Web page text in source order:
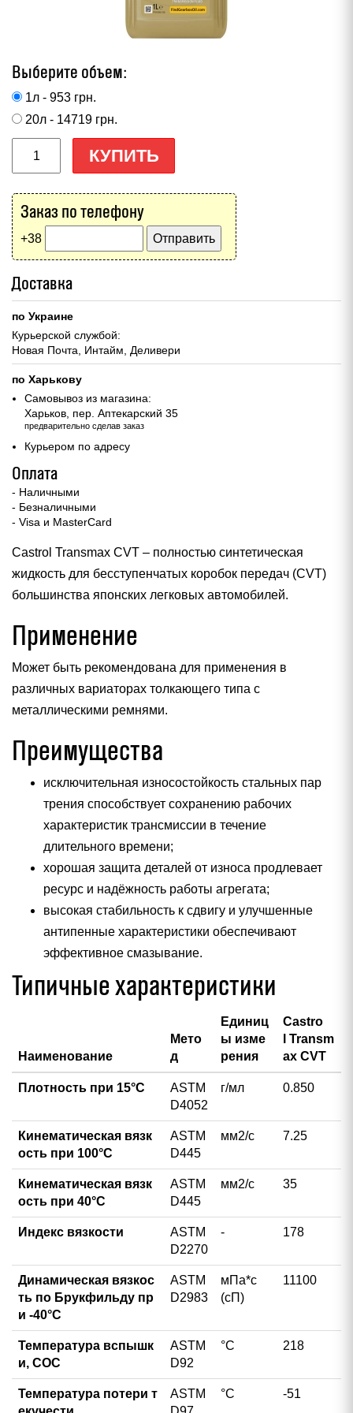
Выберите объем:
1л - 953 грн.
20л - 14719 грн.
КУПИТЬ
Заказ по телефону
+38
Доставка
по Украине
Курьерской службой:
Новая Почта, Интайм, Деливери
по Харькову
Самовывоз из магазина:
Харьков, пер. Аптекарский 35
предварительно сделав заказ
Курьером по адресу
Оплата
- Наличными
- Безналичными
- Visa и MasterCard
Castrol Transmax CVT – полностью синтетическая
жидкость для бесступенчатых коробок передач (CVT)
большинства японских легковых автомобилей.
Применение
Может быть рекомендована для применения в
различных вариаторах толкающего типа с
металлическими ремнями.
Преимущества
исключительная износостойкость стальных пар
трения способствует сохранению рабочих
характеристик трансмиссии в течение
длительного времени;
хорошая защита деталей от износа продлевает
ресурс и надёжность работы агрегата;
высокая стабильность к сдвигу и улучшенные
антипенные характеристики обеспечивают
эффективное смазывание.
Типичные характеристики
Наименование
Мето
д
Единиц
ы изме
рения
Castro
l Transm
ax CVT
Плотность при 15°С
ASTM
D4052
г/мл 0.850
Кинематическая вязк
ость при 100°С
ASTM
D445
мм2/с 7.25
Кинематическая вязк
ость при 40°С
ASTM
D445
мм2/с 35
Индекс вязкости
ASTM
D2270
- 178
Динамическая вязкос
ть по Брукфильду пр
и -40°C
ASTM
D2983
мПа*с
(сП)
11100
Температура вспышк
и, СОС
ASTM
D92
°С 218
Температура потери т
ASTM
°С -51